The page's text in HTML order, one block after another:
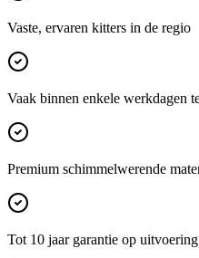
Vaste, ervaren kitters in de regio
Vaak binnen enkele werkdagen
Premium schimmelwerende
Tot 10 jaar garantie op uitvoering